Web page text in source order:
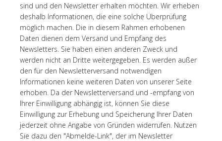
sind und den Newsletter erhalten möchten. Wir erheben
deshalb Informationen, die eine solche Überprüfung
möglich machen. Die in diesem Rahmen erhobenen
Daten dienen dem Versand und Empfang des
Newsletters. Sie haben einen anderen Zweck und
werden nicht an Dritte weitergegeben. Es werden außer
den für den Newsletterversand notwendigen
Informationen keine weiteren Daten von unserer Seite
erhoben. Da der Newsletterversand und -empfang von
Ihrer Einwilligung abhängig ist, können Sie diese
Einwilligung zur Erhebung und Speicherung Ihrer Daten
jederzeit ohne Angabe von Gründen widerrufen. Nutzen
Sie dazu den "Abmelde-Link", der im Newsletter